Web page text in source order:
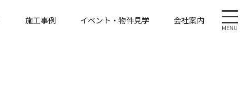
MENU
施工事例 イベント・物件見学 会社案内